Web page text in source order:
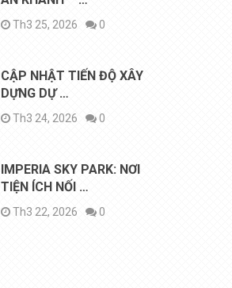
Th3 25, 2026 0
CẬP NHẬT TIẾN ĐỘ XÂY
DỰNG DỰ …
Th3 24, 2026 0
IMPERIA SKY PARK: NƠI
TIỆN ÍCH NỐI …
Th3 22, 2026 0